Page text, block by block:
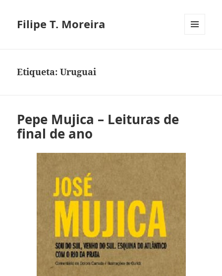
Filipe T. Moreira
Etiqueta:Uruguai
Pepe Mujica – Leituras de
final de ano